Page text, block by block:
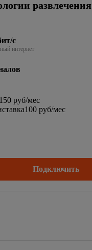
развлечения
с
интернет
руб/мес
100 руб/мес
Подключить